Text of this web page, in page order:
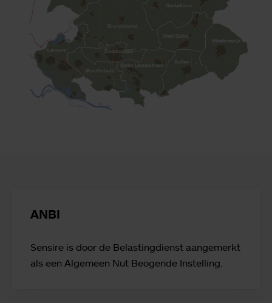
ANBI
Sensire is door de Belastingdienst aangemerkt
als een Algemeen Nut Beogende Instelling.